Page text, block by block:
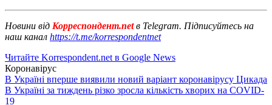
Новини від Корреспондент.netв Telegram. Підписуйтесь на
наш канал https://t.me/korrespondentnet
Читайте Korrespondent.net в Google News
Коронавірус
В Україні вперше виявили новий варіант коронавірусу Цикада
В Україні за тиждень різко зросла кількість хворих на COVID-
19